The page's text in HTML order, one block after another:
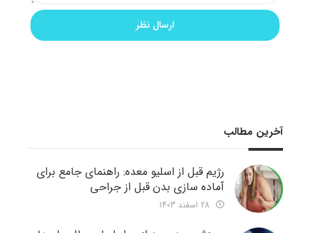
آخرین مطالب
رژیم قبل از اسلیو معده: راهنمای جامع برای
آماده سازی بدن قبل از جراحی